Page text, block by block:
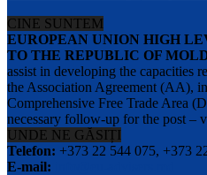
CINE SUNTEM
EUROPEAN UNION HIGH
TO THE REPUBLIC OF
assist in developing the capacities
the Association Agreement (AA),
Comprehensive Free Trade Area
necessary follow-up for the post –
UNDE NE GĂSIȚI
Telefon: +373 22 544 075, +373
E-mail: